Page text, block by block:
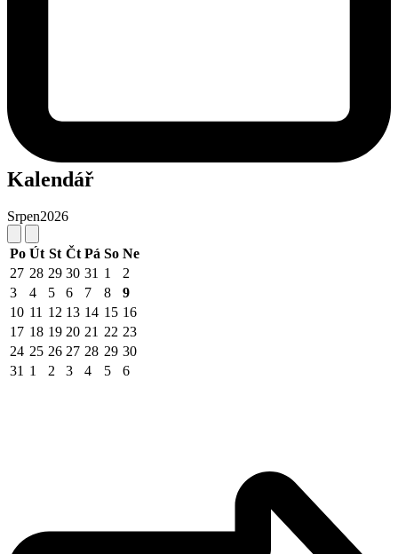
Kalendář
Srpen2026
Po Út St Čt Pá So Ne
27 28 29 30 31 1
2
3
4 5 6 7 8
9
10 11 12 13 14 15 16
17 18 19 20 21 22 23
24 25 26 27 28 29 30
31 1 2 3 4 5 6